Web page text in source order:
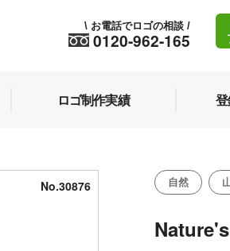
0120-962-165
\ お電話でロゴの相談 /
ロゴ制作実績
No.30876 自然